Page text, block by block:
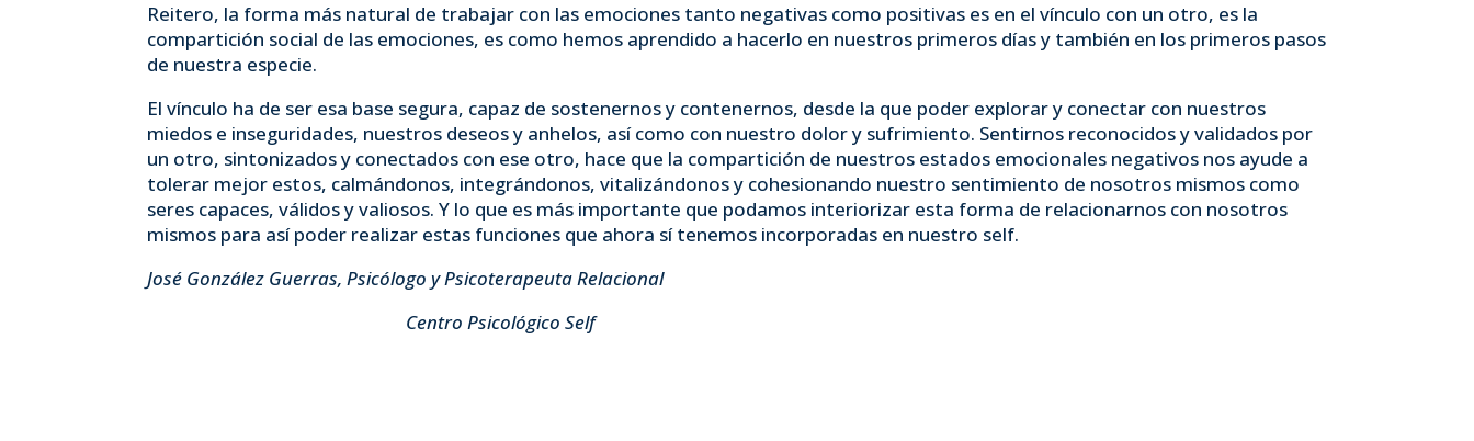
Reitero, la forma más natural de trabajar con las emociones tanto negativas como positivas es en el vínculo con un otro, es la
compartición social de las emociones, es como hemos aprendido a hacerlo en nuestros primeros días y también en los primeros pasos
de nuestra especie.
El vínculo ha de ser esa base segura, capaz de sostenernos y contenernos, desde la que poder explorar y conectar con nuestros
miedos e inseguridades, nuestros deseos y anhelos, así como con nuestro dolor y sufrimiento. Sentirnos reconocidos y validados por
un otro, sintonizados y conectados con ese otro, hace que la compartición de nuestros estados emocionales negativos nos ayude a
tolerar mejor estos, calmándonos, integrándonos, vitalizándonos y cohesionando nuestro sentimiento de nosotros mismos como
seres capaces, válidos y valiosos. Y lo que es más importante que podamos interiorizar esta forma de relacionarnos con nosotros
mismos para así poder realizar estas funciones que ahora sí tenemos incorporadas en nuestro self.
José González Guerras, Psicólogo y Psicoterapeuta Relacional
Centro Psicológico Self